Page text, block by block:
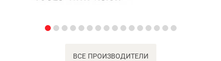
ВСЕ ПРОИЗВОДИТЕЛИ